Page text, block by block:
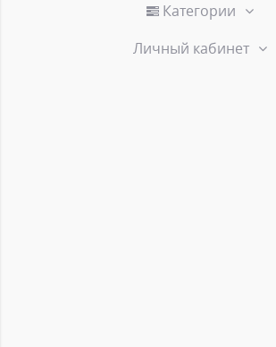
Категории
Личный кабинет